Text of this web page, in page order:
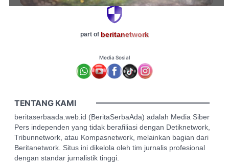
part of beritanetwork
Media Sosial
TENTANG KAMI
beritaserbaada.web.id (BeritaSerbaAda) adalah Media Siber
Pers independen yang tidak berafiliasi dengan Detiknetwork,
Tribunnetwork, atau Kompasnetwork, melainkan bagian dari
Beritanetwork. Situs ini dikelola oleh tim jurnalis profesional
dengan standar jurnalistik tinggi.